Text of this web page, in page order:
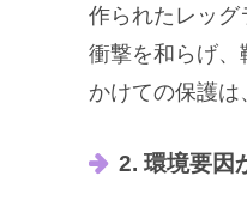
作られたレッ
衝撃を和らげ、
かけての保護は
2. 環境要因